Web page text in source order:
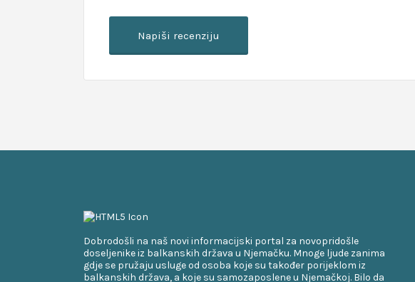
Dobrodošli na naš novi informacijski portal za novopridošle
doseljenike iz balkanskih država u Njemačku. Mnoge ljude zanima
gdje se pružaju usluge od osoba koje su također porijeklom iz
balkanskih država, a koje su samozaposlene u Njemačkoj. Bilo da